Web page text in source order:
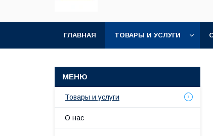
ГЛАВНАЯ ТОВАРЫ И УСЛУГИ
Товары и услуги
О нас